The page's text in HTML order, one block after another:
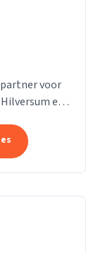
voor
en
sta ik klaar